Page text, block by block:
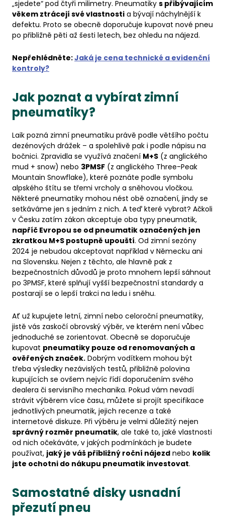
„sjedete“ pod čtyři milimetry. Pneumatiky s přibývajícím
věkem ztrácejí své vlastnosti a bývají náchylnější k
defektu. Proto se obecně doporučuje kupovat nové pneu
po přibližně pěti až šesti letech, bez ohledu na nájezd.
Nepřehlédněte:Jaká je cena technické a evidenční
kontroly?
Jak poznat a vybírat zimní
pneumatiky?
Laik pozná zimní pneumatiku právě podle většího počtu
dezénových drážek – a spolehlivě pak i podle nápisu na
bočnici. Zpravidla se využívá značení M+S (z anglického
mud + snow) nebo 3PMSF (z anglického Three-Peak
Mountain Snowflake), které poznáte podle symbolu
alpského štítu se třemi vrcholy a sněhovou vločkou.
Některé pneumatiky mohou nést obě označení, jindy se
setkáváme jen s jedním z nich. A teď které vybrat? Ačkoli
v Česku zatím zákon akceptuje oba typy pneumatik,
napříč Evropou se od pneumatik označených jen
zkratkou M+S postupně upouští. Od zimní sezóny
2024 je nebudou akceptovat například v Německu ani
na Slovensku. Nejen z těchto, ale hlavně pak z
bezpečnostních důvodů je proto mnohem lepší sáhnout
po 3PMSF, které splňují vyšší bezpečnostní standardy a
postarají se o lepší trakci na ledu i sněhu.
Ať už kupujete letní, zimní nebo celoroční pneumatiky,
jistě vás zaskočí obrovský výběr, ve kterém není vůbec
jednoduché se zorientovat. Obecně se doporučuje
kupovat pneumatiky pouze od renomovaných a
ověřených značek. Dobrým vodítkem mohou být
třeba výsledky nezávislých testů, přibližně polovina
kupujících se ovšem nejvíc řídí doporučením svého
dealera či servisního mechanika. Pokud vám nevadí
strávit výběrem více času, můžete si projít specifikace
jednotlivých pneumatik, jejich recenze a také
internetové diskuze. Při výběru je velmi důležitý nejen
správný rozměr pneumatik, ale také to, jaké vlastnosti
od nich očekáváte, v jakých podmínkách je budete
používat, jaký je váš přibližný roční nájezd nebo kolik
jste ochotni do nákupu pneumatik investovat.
Samostatné disky usnadní
přezutí pneu